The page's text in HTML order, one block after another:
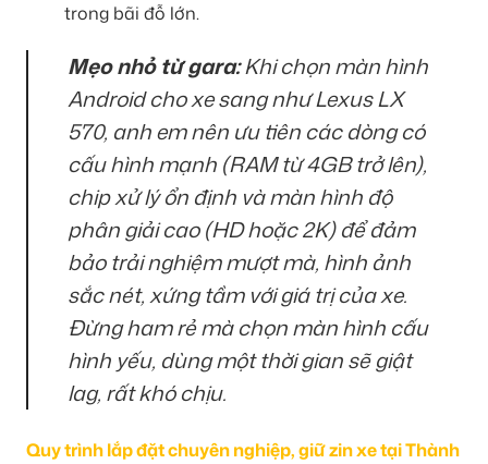
trong bãi đỗ lớn.
Mẹo nhỏ từ gara:Khi chọn màn hình
Android cho xe sang như Lexus LX
570, anh em nên ưu tiên các dòng có
cấu hình mạnh (RAM từ 4GB trở lên),
chip xử lý ổn định và màn hình độ
phân giải cao (HD hoặc 2K) để đảm
bảo trải nghiệm mượt mà, hình ảnh
sắc nét, xứng tầm với giá trị của xe.
Đừng ham rẻ mà chọn màn hình cấu
hình yếu, dùng một thời gian sẽ giật
lag, rất khó chịu.
Quy trình lắp đặt chuyên nghiệp, giữ zin xe tại Thành